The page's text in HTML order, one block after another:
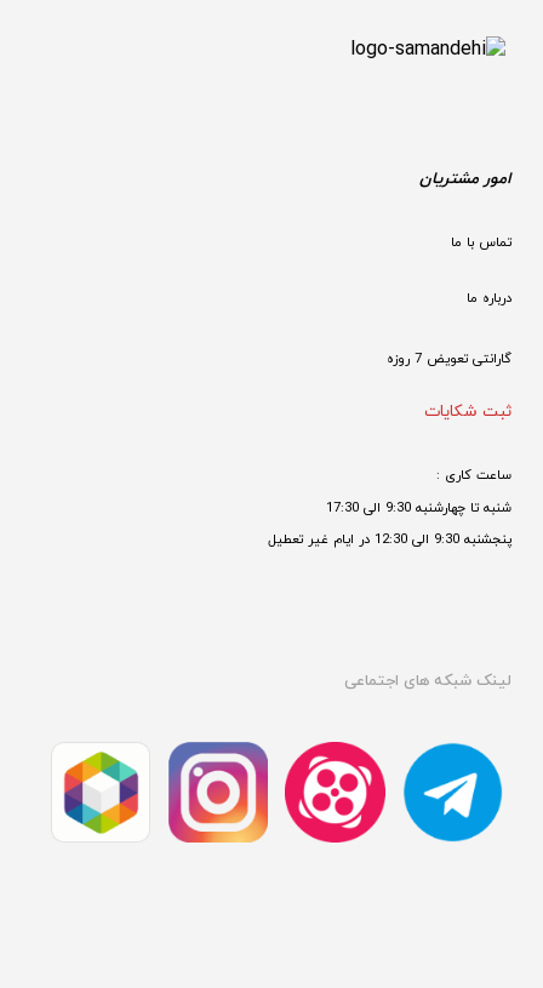
امور مشتریان
تماس با ما
درباره ما
گارانتی تعویض 7 روزه
ثبت شکایات
ساعت کاری :
شنبه تا چهارشنبه 9:30 الی 17:30
پنجشنبه 9:30 الی 12:30 در ایام غیر تعطیل
لینک شبکه های اجتماعی